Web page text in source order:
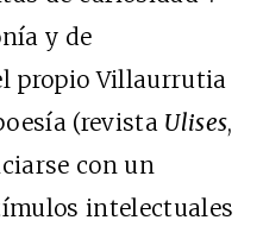
y de
propio Villaurrutia
(revista Ulises,
con un
intelectuales